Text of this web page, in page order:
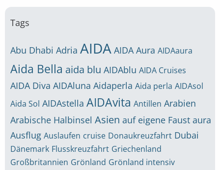
Tags
Abu Dhabi Adria AIDA AIDA Aura AIDAaura
Aida Bella aida blu AIDAblu AIDA Cruises
AIDA Diva AIDAluna Aidaperla Aida perla AIDAsol
Aida Sol AIDAstella AIDAvita Antillen Arabien
Arabische Halbinsel Asien auf eigene Faust aura
Ausflug Auslaufen cruise Donaukreuzfahrt Dubai
Dänemark Flusskreuzfahrt Griechenland
Großbritannien Grönland Grönland intensiv